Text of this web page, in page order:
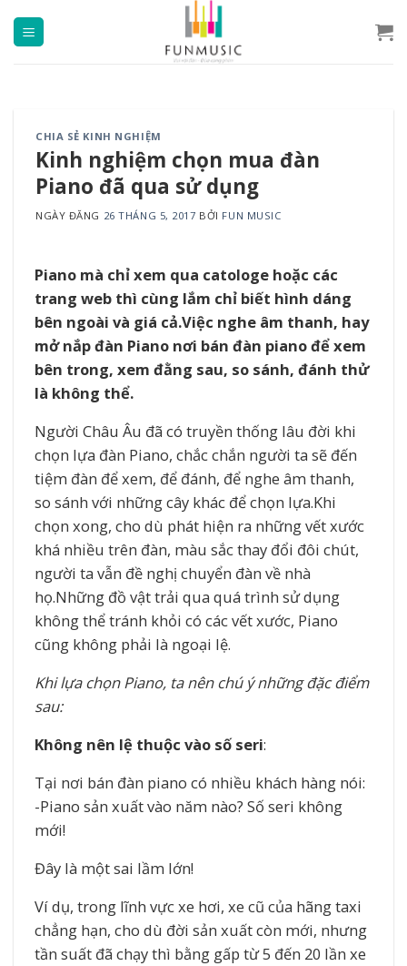
đến
CHIA SẺ KINH NGHIỆM
Kinh nghiệm chọn mua đàn
Piano đã qua sử dụng
NGÀY ĐĂNG 26 THÁNG 5, 2017 BỞI FUN MUSIC
Piano mà chỉ xem qua catologe hoặc các
trang web thì cùng lắm chỉ biết hình dáng
bên ngoài và giá cả.Việc nghe âm thanh, hay
mở nắp đàn Piano nơi bán đàn piano để xem
bên trong, xem đằng sau, so sánh, đánh thử
là không thể.
Người Châu Âu đã có truyền thống lâu đời khi
chọn lựa đàn Piano, chắc chắn người ta sẽ đến
tiệm đàn để xem, để đánh, để nghe âm thanh,
so sánh với những cây khác để chọn lựa.Khi
chọn xong, cho dù phát hiện ra những vết xước
khá nhiều trên đàn, màu sắc thay đổi đôi chút,
người ta vẫn đề nghị chuyển đàn về nhà
họ.Những đồ vật trải qua quá trình sử dụng
không thể tránh khỏi có các vết xước, Piano
cũng không phải là ngoại lệ.
Khi lựa chọn Piano, ta nên chú ý những đặc điểm
sau:
Không nên lệ thuộc vào số seri:
Tại nơi bán đàn piano có nhiều khách hàng nói:
-Piano sản xuất vào năm nào? Số seri không
mới!
Đây là một sai lầm lớn!
Ví dụ, trong lĩnh vực xe hơi, xe cũ của hãng taxi
chẳng hạn, cho dù đời sản xuất còn mới, nhưng
tần suất đã chạy thì bằng gấp từ 5 đến 20 lần xe